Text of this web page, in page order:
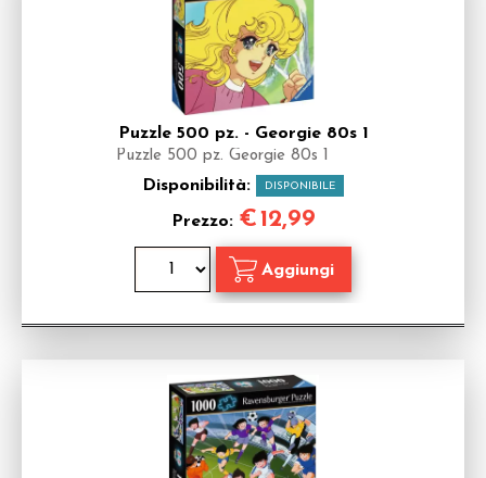
Puzzle 500 pz. - Georgie 80s 1
Puzzle 500 pz. Georgie 80s 1
Disponibilità: DISPONIBILE
Prezzo: €12,99